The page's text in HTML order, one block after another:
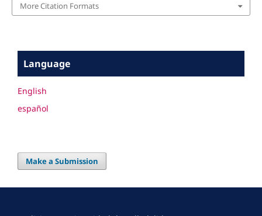
More Citation Formats
Language
English
español
Make a Submission